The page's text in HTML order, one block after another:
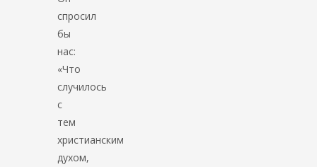
спросил
бы
нас:
«Что
случилось
с
тем
христианским
духом,